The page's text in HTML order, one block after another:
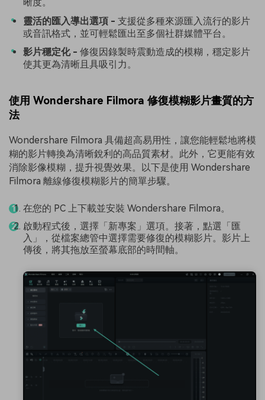
靈活的匯入導出選項 - 支援從多種來源匯入流行的影片
或音訊格式，並可輕鬆匯出至多個社群媒體平台。
影片穩定化 - 修復因錄製時震動造成的模糊，穩定影片
使其更為清晰且具吸引力。
使用 Wondershare Filmora 修復模糊影片畫質的方
法
Wondershare Filmora 具備超高易用性，讓您能輕鬆地將模
糊的影片轉換為清晰銳利的高品質素材。此外，它更能有效
消除影像模糊，提升視覺效果。以下是使用 Wondershare
Filmora 離線修復模糊影片的簡單步驟。
在您的 PC 上下載並安裝 Wondershare Filmora。
啟動程式後，選擇「新專案」選項。接著，點選「匯
入」，從檔案總管中選擇需要修復的模糊影片。影片上
傳後，將其拖放至螢幕底部的時間軸。